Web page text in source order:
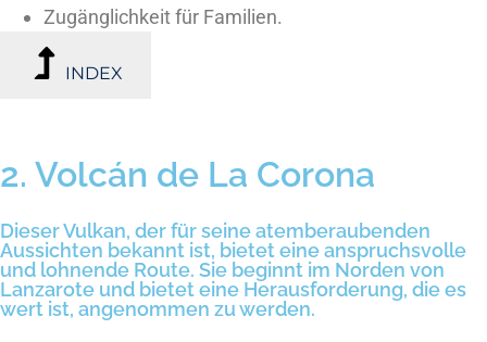
Zugänglichkeit für Familien.
INDEX
2. Volcán de La Corona
Dieser Vulkan, der für seine atemberaubenden
Aussichten bekannt ist, bietet eine anspruchsvolle
und lohnende Route. Sie beginnt im Norden von
Lanzarote und bietet eine Herausforderung, die es
wert ist, angenommen zu werden.